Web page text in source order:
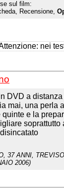
sul film:
Recensione,
nei
DVD a
mai, una perla
quinte e la
soprattutto
, 37 ANNI, TREVISO.
2006)